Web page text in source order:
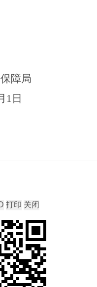
障局
1 日